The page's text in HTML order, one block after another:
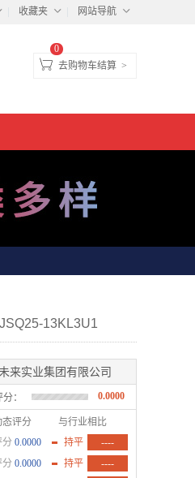
收藏夹 网站导航
去购物车结算 >
0
13KL3U1
来实业集团有限公司
： 0.0000
态评分
与行业相比
分 0.0000 持平
----
分 0.0000 持平
----